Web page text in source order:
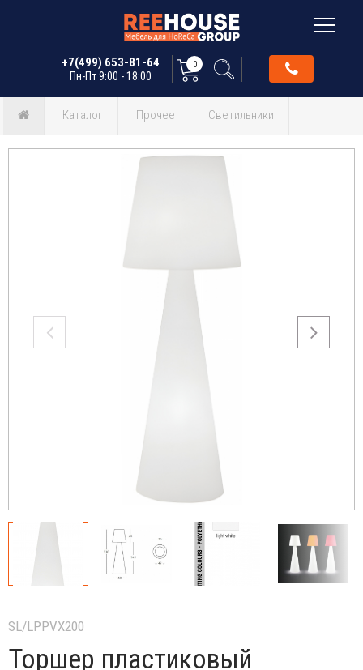
+7(499) 653-81-64
Пн-Пт 9:00 - 18:00
0
Каталог Прочее Светильники
SL/LPPVX200
Торшер пластиковый